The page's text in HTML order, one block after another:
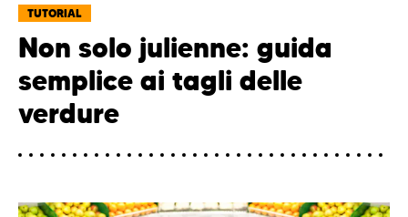
TUTORIAL
Non solo julienne: guida
semplice ai tagli delle
verdure